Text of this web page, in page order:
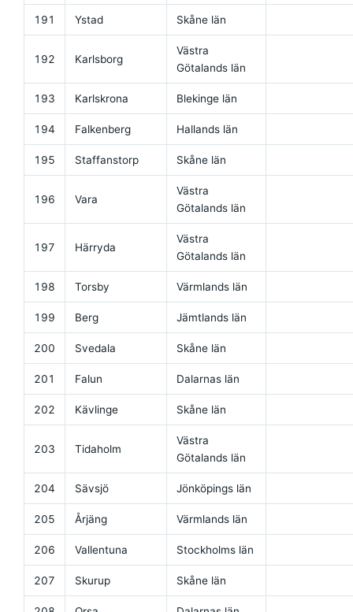
191 Ystad Skåne län
192 Karlsborg
Västra
Götalands län
193 Karlskrona Blekinge län
194 Falkenberg Hallands län
195 Staffanstorp Skåne län
196 Vara
Västra
Götalands län
197 Härryda
Västra
Götalands län
198 Torsby Värmlands län
199 Berg Jämtlands län
200 Svedala Skåne län
201 Falun Dalarnas län
202 Kävlinge Skåne län
203 Tidaholm
Västra
Götalands län
204 Sävsjö Jönköpings län
205 Årjäng Värmlands län
206 Vallentuna Stockholms län
207 Skurup Skåne län